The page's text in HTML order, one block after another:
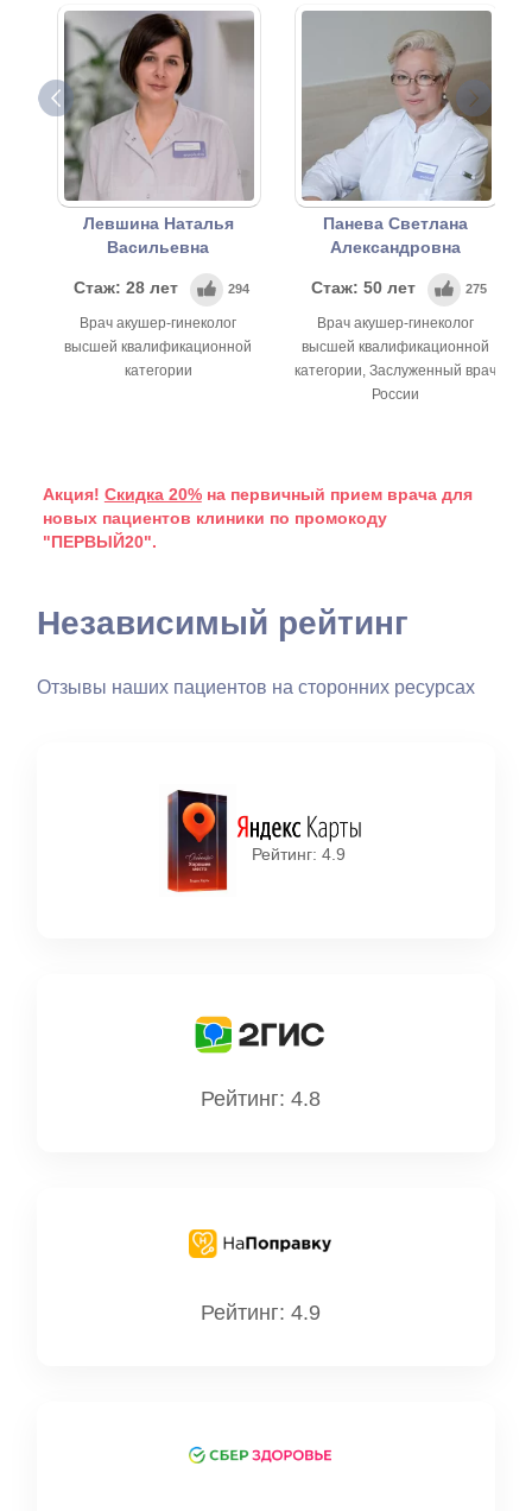
Левшина Наталья
Васильевна
294
Стаж: 28 лет
Врач акушер-гинеколог
высшей квалификационной
категории
Панева Светлана
Александровна
275
Стаж: 50 лет
Врач акушер-гинеколог
высшей квалификационной
категории, Заслуженный врач
России
Акция! Скидка 20%на первичный прием врача для
новых пациентов клиники по промокоду
"ПЕРВЫЙ20".
Независимый рейтинг
Отзывы наших пациентов на сторонних ресурсах
Рейтинг: 4.9
Рейтинг: 4.8
Рейтинг: 4.9